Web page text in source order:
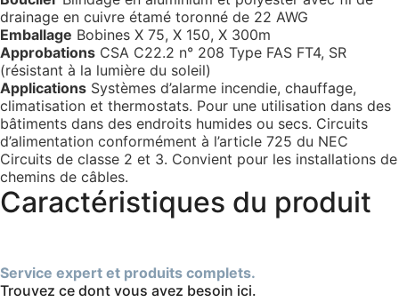
drainage en cuivre étamé toronné de 22 AWG
Emballage Bobines X 75, X 150, X 300m
Approbations CSA C22.2 n° 208 Type FAS FT4, SR
(résistant à la lumière du soleil)
Applications Systèmes d’alarme incendie, chauffage,
climatisation et thermostats. Pour une utilisation dans des
bâtiments dans des endroits humides ou secs. Circuits
d’alimentation conformément à l’article 725 du NEC
Circuits de classe 2 et 3. Convient pour les installations de
chemins de câbles.
Caractéristiques du produit
Service expert et produits complets.
Trouvez ce dont vous avez besoin ici.